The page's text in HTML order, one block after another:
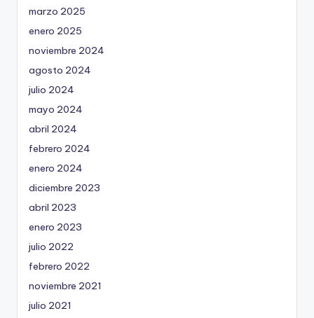
marzo 2025
enero 2025
noviembre 2024
agosto 2024
julio 2024
mayo 2024
abril 2024
febrero 2024
enero 2024
diciembre 2023
abril 2023
enero 2023
julio 2022
febrero 2022
noviembre 2021
julio 2021